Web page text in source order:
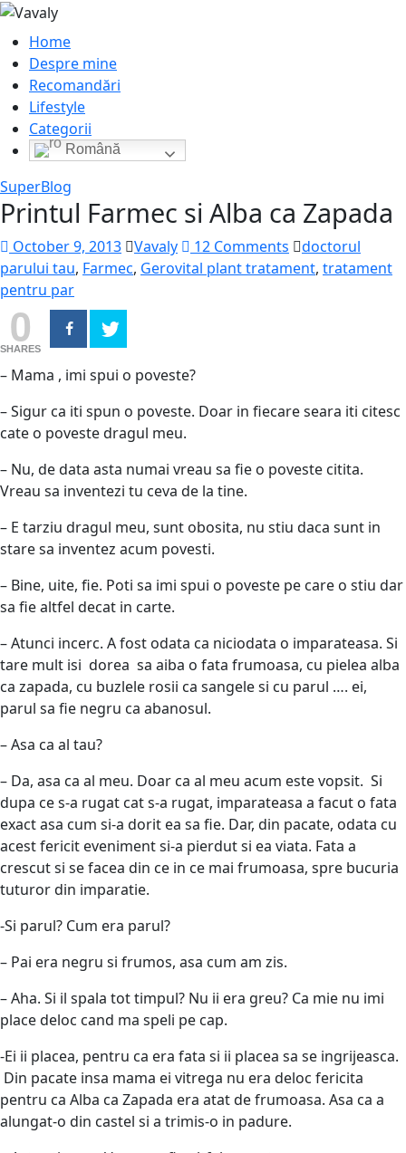
Home
Despre mine
Recomandări
Lifestyle
Categorii
Română
SuperBlog
Printul Farmec si Alba ca Zapada
October 9, 2013 Vavaly 12 Comments
doctorul
parului tau, Farmec, Gerovital plant tratament, tratament
pentru par
0
SHARES
– Mama , imi spui o poveste?
– Sigur ca iti spun o poveste. Doar in fiecare seara iti citesc
cate o poveste dragul meu.
– Nu, de data asta numai vreau sa fie o poveste citita.
Vreau sa inventezi tu ceva de la tine.
– E tarziu dragul meu, sunt obosita, nu stiu daca sunt in
stare sa inventez acum povesti.
– Bine, uite, fie. Poti sa imi spui o poveste pe care o stiu dar
sa fie altfel decat in carte.
– Atunci incerc. A fost odata ca niciodata o imparateasa. Si
tare mult isi dorea sa aiba o fata frumoasa, cu pielea alba
ca zapada, cu buzlele rosii ca sangele si cu parul …. ei,
parul sa fie negru ca abanosul.
– Asa ca al tau?
– Da, asa ca al meu. Doar ca al meu acum este vopsit. Si
dupa ce s-a rugat cat s-a rugat, imparateasa a facut o fata
exact asa cum si-a dorit ea sa fie. Dar, din pacate, odata cu
acest fericit eveniment si-a pierdut si ea viata. Fata a
crescut si se facea din ce in ce mai frumoasa, spre bucuria
tuturor din imparatie.
-Si parul? Cum era parul?
– Pai era negru si frumos, asa cum am zis.
– Aha. Si il spala tot timpul? Nu ii era greu? Ca mie nu imi
place deloc cand ma speli pe cap.
-Ei ii placea, pentru ca era fata si ii placea sa se ingrijeasca.
Din pacate insa mama ei vitrega nu era deloc fericita
pentru ca Alba ca Zapada era atat de frumoasa. Asa ca a
alungat-o din castel si a trimis-o in padure.